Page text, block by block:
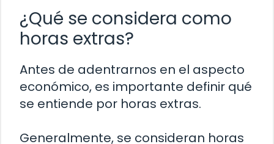
¿Qué se considera como
horas extras?
Antes de adentrarnos en el aspecto
económico, es importante definir qué
se entiende por horas extras.
Generalmente, se consideran horas